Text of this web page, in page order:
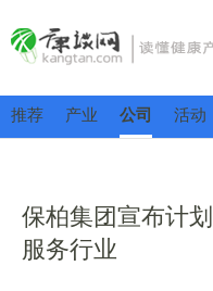
推荐 产业 公司 活动
保柏集团宣布计
服务行业